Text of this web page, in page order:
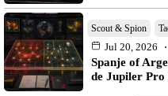
Scout & Spion
Jul 20, 2026
Spanje of
de Jupiler Pro